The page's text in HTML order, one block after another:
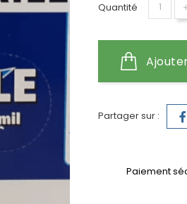
Quantité
Partager sur :
Paiement